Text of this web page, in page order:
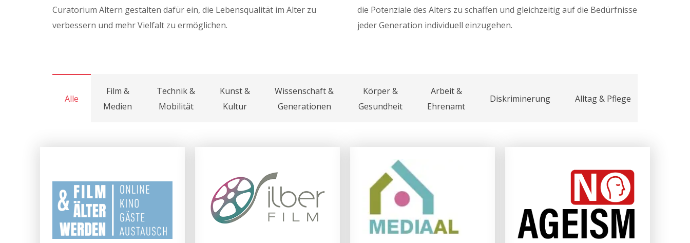
Curatorium Altern gestalten dafür ein, die Lebensqualität im Alter zu
verbessern und mehr Vielfalt zu ermöglichen.
die Potenziale des Alters zu schaffen und gleichzeitig auf die Bedürfnisse
jeder Generation individuell einzugehen.
Alle
Film &
Medien
Technik &
Mobilität
Kunst &
Kultur
Wissenschaft &
Generationen
Körper &
Gesundheit
Arbeit &
Ehrenamt
Diskriminerung Alltag & Pflege